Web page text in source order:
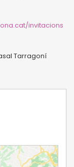
invitacions
Tarragoní